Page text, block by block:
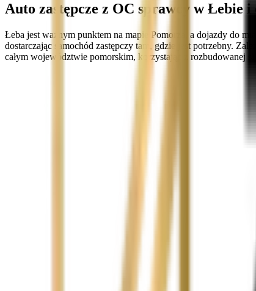
Auto zastępcze z OC sprawcy w Łebie
Łeba jest ważnym punktem na mapie Pomorza, a dojazdy do
dostarczając samochód zastępczy tam, gdzie jest potrzebny.
całym województwie pomorskim, korzystając z rozbudowanej